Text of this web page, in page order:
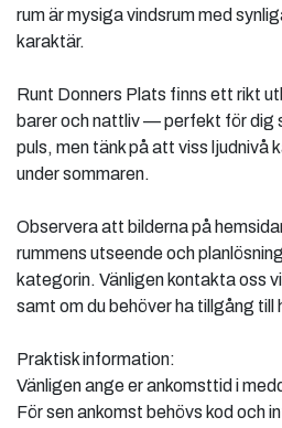
rum är mysiga vindsrum med
karaktär.
Runt Donners Plats finns ett rikt
barer och nattliv — perfekt för dig
puls, men tänk på att viss ljudnivå
under sommaren.
Observera att bilderna på
rummens utseende och
kategorin. Vänligen kontakta oss
samt om du behöver ha tillgång till
Praktisk information:
Vänligen ange er ankomsttid i
För sen ankomst behövs kod och